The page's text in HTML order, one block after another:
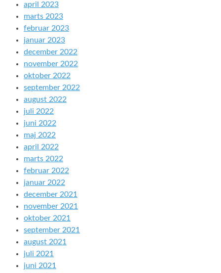
april 2023
marts 2023
februar 2023
januar 2023
december 2022
november 2022
oktober 2022
september 2022
august 2022
juli 2022
juni 2022
maj 2022
april 2022
marts 2022
februar 2022
januar 2022
december 2021
november 2021
oktober 2021
september 2021
august 2021
juli 2021
juni 2021